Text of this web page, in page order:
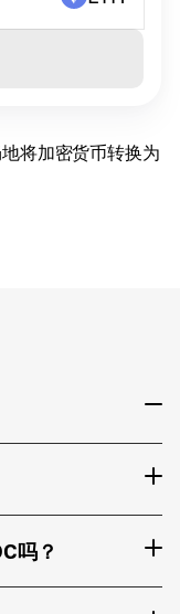
将加密货币转换为
吗？